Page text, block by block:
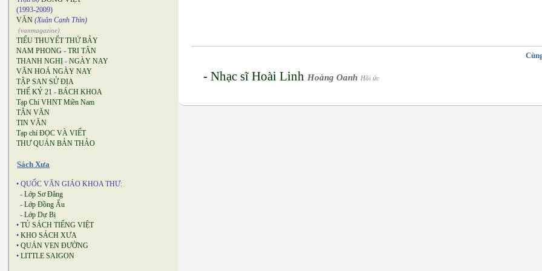
(1993-2009)
VĂN (Xuân Canh Thìn)
(vanmagazine)
TIỂU THUYẾT THỨ BẢY
NAM PHONG - TRI TÂN
THANH NGHỊ - NGÀY NAY
VĂN HOÁ NGÀY NAY
TẬP SAN SỬ ĐỊA
THẾ KỶ 21 - BÁCH KHOA
Tạp Chí VHNT Miền Nam
TÂN VĂN
TIN VĂN
Tạp chí ĐỌC VÀ VIẾT
THƯ QUÁN BẢN THẢO
Sách Xưa
• QUỐC VĂN GIÁO KHOA THƯ:
- Lớp Sơ Đẳng
- Lớp Đồng Ấu
- Lớp Dự Bị
• TỦ SÁCH TIẾNG VIỆT
• KHO SÁCH XƯA
• QUÁN VEN ĐƯỜNG
• LITTLE SAIGON
-Nhạc sĩ Hoài Linh Hoàng Oanh Hồi ức